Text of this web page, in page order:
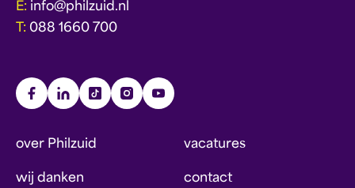
E: info@philzuid.nl
T: 088 1660 700
over Philzuid vacatures
wij danken contact